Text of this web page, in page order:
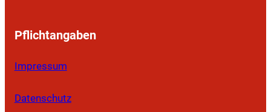
Pflichtangaben
Impressum
Datenschutz